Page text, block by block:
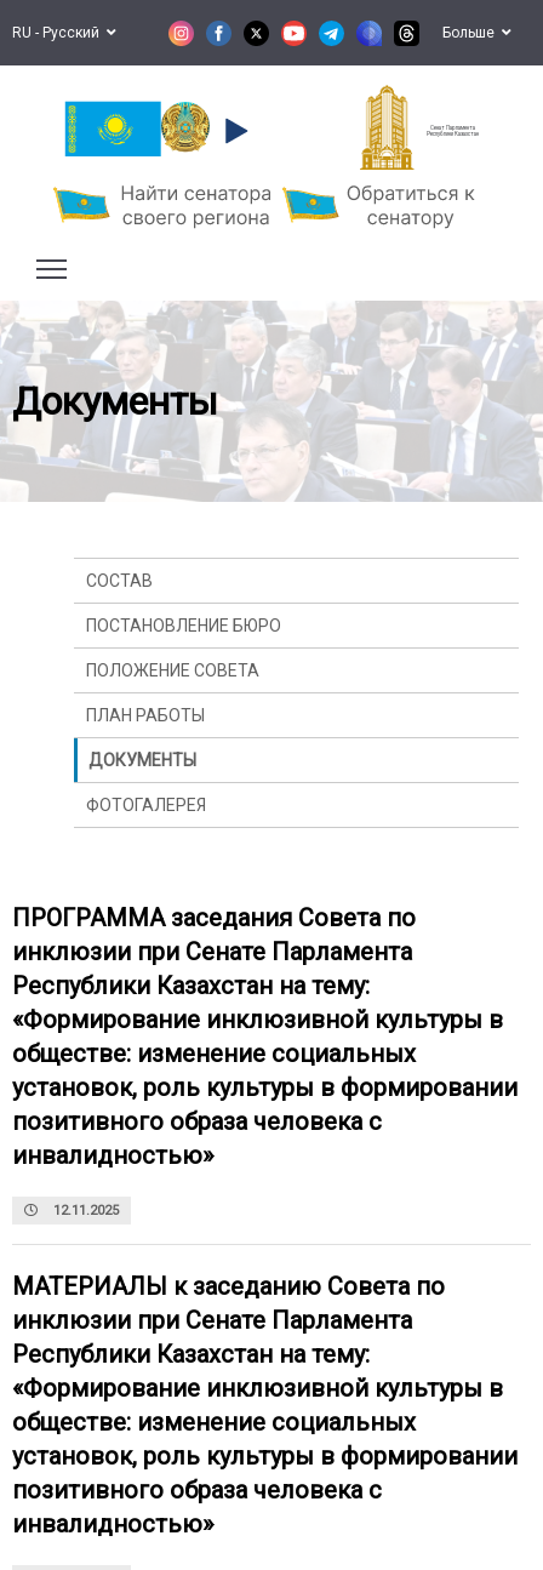
RU - Русский Больше
Сенат Парламента
Республики Казахстан
Документы
ПРОГРАММА заседания Совета по
инклюзии при Сенате Парламента
Республики Казахстан на тему:
«Формирование инклюзивной культуры в
обществе: изменение социальных
установок, роль культуры в формировании
позитивного образа человека с
инвалидностью»
12.11.2025
МАТЕРИАЛЫ к заседанию Совета по
инклюзии при Сенате Парламента
Республики Казахстан на тему:
«Формирование инклюзивной культуры в
обществе: изменение социальных
установок, роль культуры в формировании
позитивного образа человека с
инвалидностью»
СОСТАВ
ПОСТАНОВЛЕНИЕ БЮРО
ПОЛОЖЕНИЕ СОВЕТА
ПЛАН РАБОТЫ
ДОКУМЕНТЫ
ФОТОГАЛЕРЕЯ